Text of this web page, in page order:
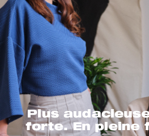
Plus
forte. En pleine